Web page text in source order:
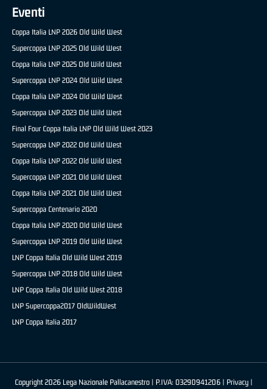
Eventi
Coppa Italia LNP 2026 Old Wild West
Supercoppa LNP 2025 Old Wild West
Coppa Italia LNP 2025 Old Wild West
Supercoppa LNP 2024 Old Wild West
Coppa Italia LNP 2024 Old Wild West
Supercoppa LNP 2023 Old Wild West
Final Four Coppa Italia LNP Old Wild West 2023
Supercoppa LNP 2022 Old Wild West
Coppa Italia LNP 2022 Old Wild West
Supercoppa LNP 2021 Old Wild West
Coppa Italia LNP 2021 Old Wild West
Supercoppa Centenario 2020
Coppa Italia LNP 2020 Old Wild West
Supercoppa LNP 2019 Old Wild West
LNP Coppa Italia Old Wild West 2019
Supercoppa LNP 2018 Old Wild West
LNP Coppa Italia Old Wild West 2018
LNP Supercoppa2017 OldWildWest
LNP Coppa Italia 2017
Copyright 2026 Lega Nazionale Pallacanestro | P.IVA: 03290941206 | Privacy|